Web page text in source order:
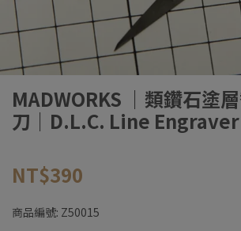
MADWORKS ｜類鑽石塗
刀｜D.L.C. Line Engraver
NT$390
商品編號: Z50015